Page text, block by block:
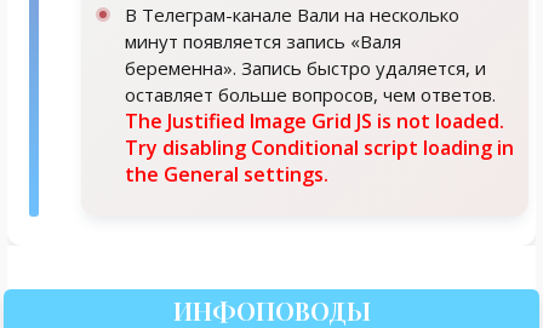
В Телеграм-канале Вали на несколько
минут появляется запись «Валя
беременна». Запись быстро удаляется, и
оставляет больше вопросов, чем ответов.
The Justified Image Grid JS is not loaded.
Try disabling Conditional script loading in
the General settings.
ИНФОПОВОДЫ